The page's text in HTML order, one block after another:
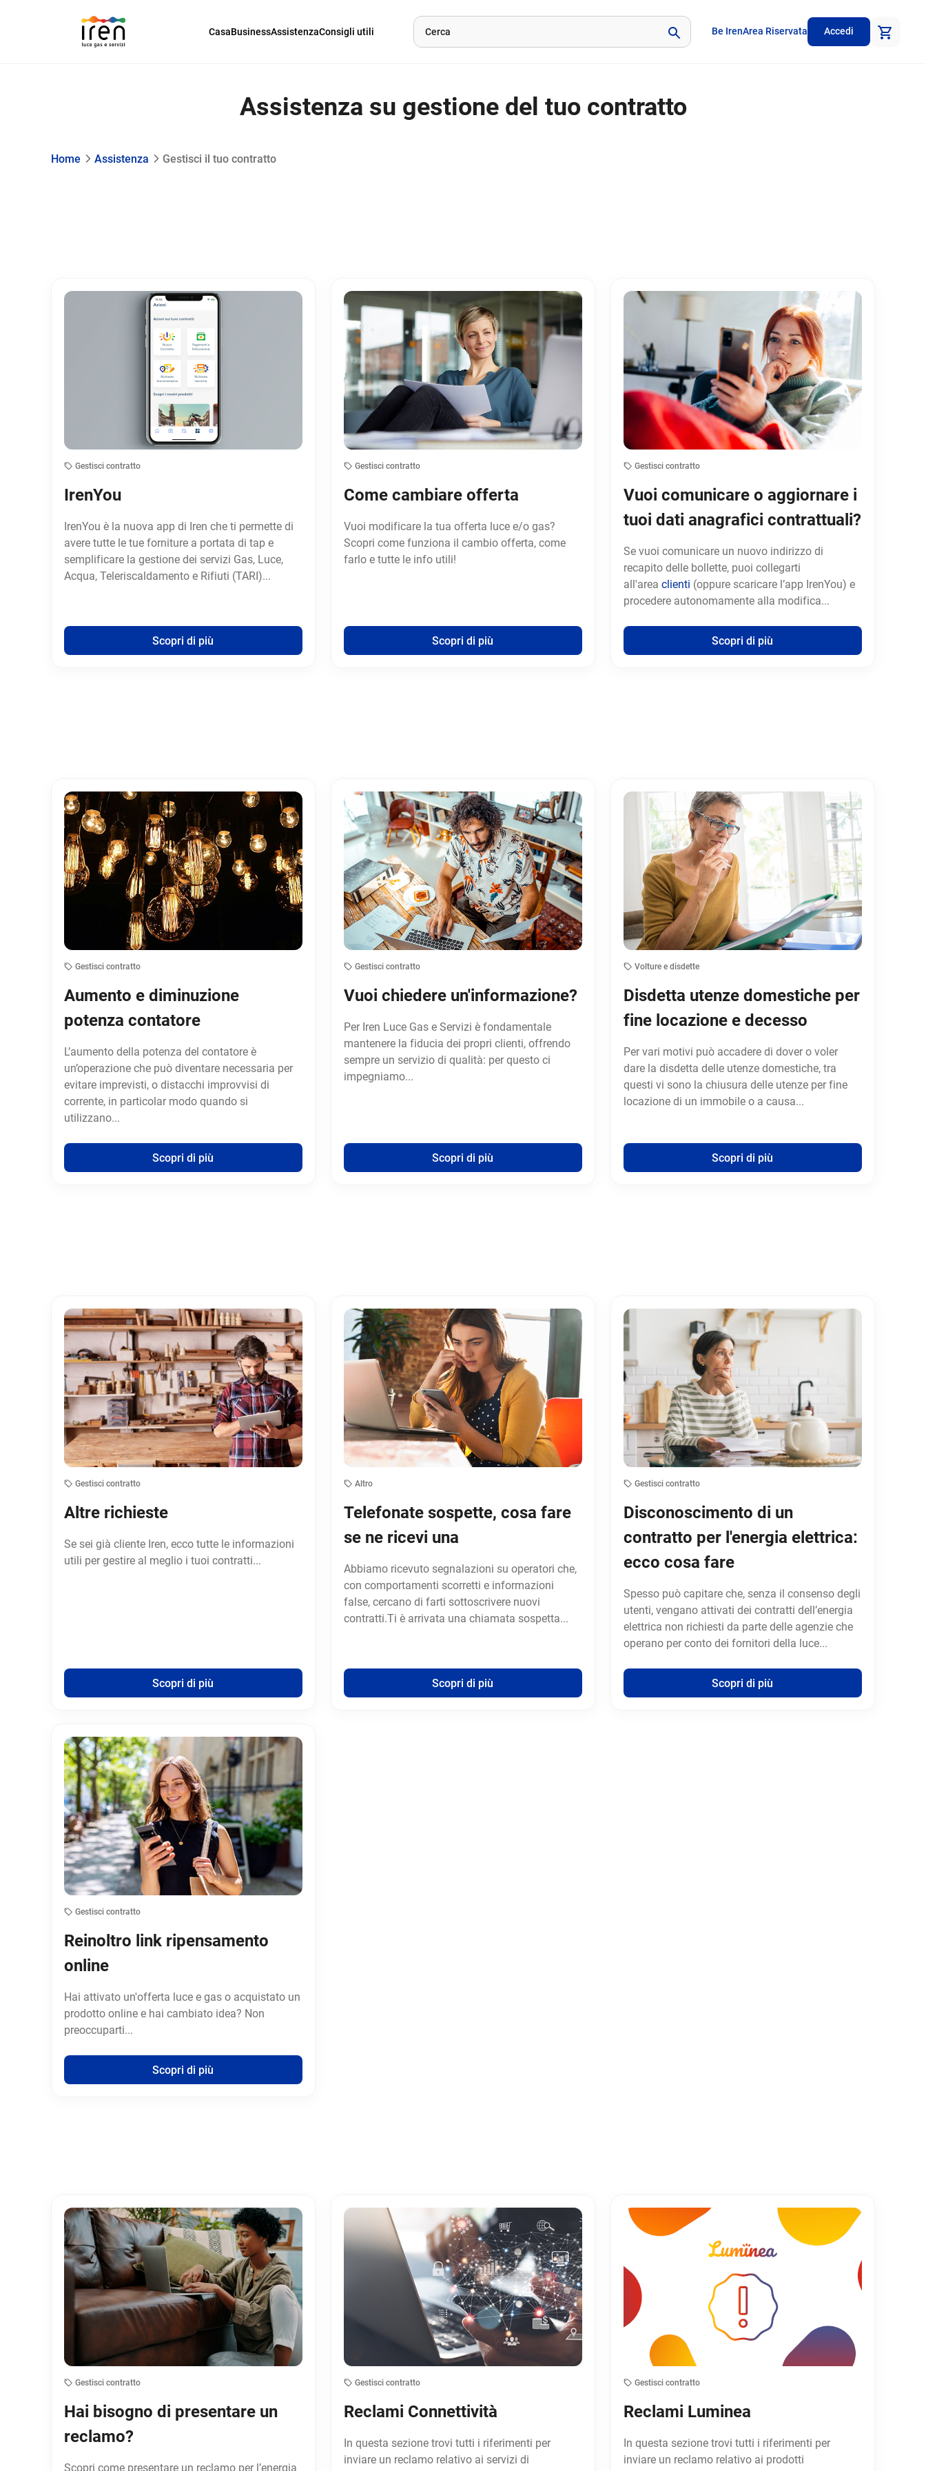
CasaBusinessAssistenzaConsigli utili Be IrenArea Riservata Accedi
Assistenza su gestione del tuo contratto
Home Assistenza Gestisci il tuo contratto
Gestisci contratto
IrenYou
IrenYou è la nuova app di Iren che ti permette di
avere tutte le tue forniture a portata di tap e
semplificare la gestione dei servizi Gas, Luce,
Acqua, Teleriscaldamento e Rifiuti (TARI)...
Scopri di più
Gestisci contratto
Come cambiare offerta
Vuoi modificare la tua offerta luce e/o gas?
Scopri come funziona il cambio offerta, come
farlo e tutte le info utili!
Scopri di più
Gestisci contratto
Vuoi comunicare o aggiornare i
tuoi dati anagrafici contrattuali?
Se vuoi comunicare un nuovo indirizzo di
recapito delle bollette, puoi collegarti
all'areaclienti (oppure scaricare l’app IrenYou) e
procedere autonomamente alla modifica...
Scopri di più
Gestisci contratto
Aumento e diminuzione
potenza contatore
L’aumento della potenza del contatore è
un’operazione che può diventare necessaria per
evitare imprevisti, o distacchi improvvisi di
corrente, in particolar modo quando si
utilizzano...
Scopri di più
Gestisci contratto
Vuoi chiedere un'informazione?
Per Iren Luce Gas e Servizi è fondamentale
mantenere la fiducia dei propri clienti, offrendo
sempre un servizio di qualità: per questo ci
impegniamo...
Scopri di più
Volture e disdette
Disdetta utenze domestiche per
fine locazione e decesso
Per vari motivi può accadere di dover o voler
dare la disdetta delle utenze domestiche, tra
questi vi sono la chiusura delle utenze per fine
locazione di un immobile o a causa...
Scopri di più
Gestisci contratto
Altre richieste
Se sei già cliente Iren, ecco tutte le informazioni
utili per gestire al meglio i tuoi contratti...
Scopri di più
Altro
Telefonate sospette, cosa fare
se ne ricevi una
Abbiamo ricevuto segnalazioni su operatori che,
con comportamenti scorretti e informazioni
false, cercano di farti sottoscrivere nuovi
contratti.Ti è arrivata una chiamata sospetta...
Scopri di più
Gestisci contratto
Disconoscimento di un
contratto per l'energia elettrica:
ecco cosa fare
Spesso può capitare che, senza il consenso degli
utenti, vengano attivati dei contratti dell’energia
elettrica non richiesti da parte delle agenzie che
operano per conto dei fornitori della luce...
Scopri di più
Gestisci contratto
Reinoltro link ripensamento
online
Hai attivato un'offerta luce e gas o acquistato un
prodotto online e hai cambiato idea? Non
preoccuparti...
Scopri di più
Gestisci contratto
Hai bisogno di presentare un
reclamo?
Scopri come presentare un reclamo per l’energia
Gestisci contratto
Reclami Connettività
In questa sezione trovi tutti i riferimenti per
inviare un reclamo relativo ai servizi di
Gestisci contratto
Reclami Luminea
In questa sezione trovi tutti i riferimenti per
inviare un reclamo relativo ai prodotti